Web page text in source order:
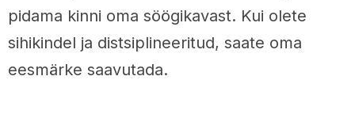
pidama kinni oma söögikavast. Kui olete
sihikindel ja distsiplineeritud, saate oma
eesmärke saavutada.